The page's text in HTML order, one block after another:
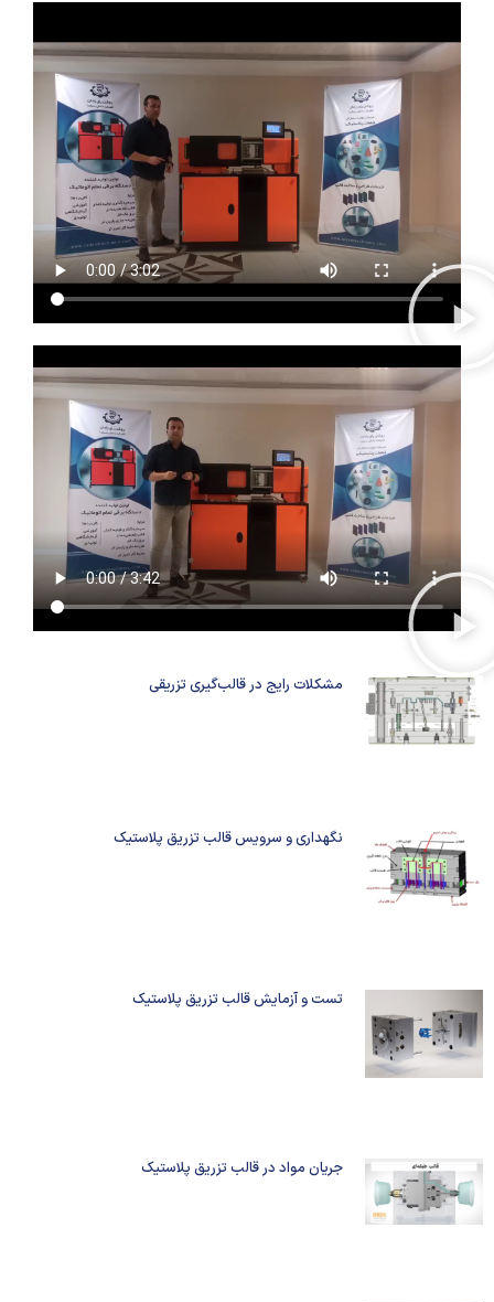
مشکلات رایج در قالب‌گیری تزریقی
نگهداری و سرویس قالب تزریق پلاستیک
تست و آزمایش قالب تزریق پلاستیک
جریان مواد در قالب تزریق پلاستیک